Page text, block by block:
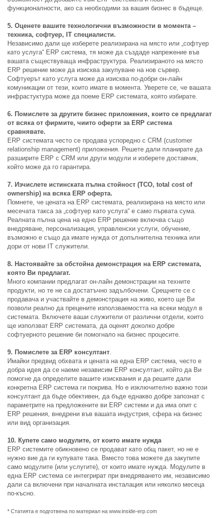
функционалности, ако са необходими за вашия бизнес в бъдеще.
5. Оценете вашите технологични възможности в момента –
техника, софтуер, IT специалисти.
Независимо дали ще изберете реализирана на място или „софтуер
като услуга“ ERP система, тя може да създаде напрежение във
вашата съществуваща инфраструктура. Реализираното на място
ERP решение може да изисква закупуване на нов сървер.
Софтуерът като услуга може да изисква по-добри он-лайн
комуникации от тези, които имате в момента. Уверете се, че вашата
инфрастуктура може да поеме ERP системата, която избирате.
6. Помислете за другите бизнес приложения, които се предлагат
от всяка от фирмите, чиито оферти за ERP система
сравнявате.
ERP системата често се продава успоредно с CRM (customer
relationship management) приложения. Решете дали планирате да
разширите ERP с CRM или други модули и изберете доставчик,
който може да го гарантира.
7. Изчислете истинската пълна стойност (TCO, total cost of
ownership) на всяка ERP оферта.
Помнете, че цената на ERP системата, реализирана на място или
месечата такса за „софтуер като услуга“ е само първата сума.
Реалната пълна цена на едно ERP решение включва също
внедряване, персонализация, управленски услуги, обучение,
възможно е също да имате нужда от допълнителна техника или
дори от нови IT служители.
8. Настоявайте за обстойна демонстрация на ERP системата,
която Ви предлагат.
Много компании предлагат он-лайн демонстрации на техните
продукти, но те не са достатъчно задълбочени. Срещнете се с
продавача и участвайте в демонстрация на живо, което ще Ви
позволи реално да прецените използваемостта на всеки модул в
системата. Включете ваши служители от различни отдели, които
ще използват ERP системата, да оценят доколко добре
софтуерното решение би помогнало на бизнес процесите.
9. Помислете за ERP консултант.
Имайки предвид обхвата и цената на една ERP система, често е
добра идея да се наеме независим ERP консултант, който да Ви
помогне да определите вашите изисквания и да решите дали
конкретна ERP система ги покрива. Но е изключително важно този
консултант да бъде обективен, да бъде еднакво добре запознат с
параметрите на предложените ви ERP системи и да има опит с
ERP решения, внедрени във вашата индустрия, сфера на бизнес
или вид организация.
10. Купете само модулите, от които имате нужда
ERP системите обикновено се продават като общ пакет, но не е
нужно вие да ги купувате така. Вместо това можете да закупите
само модулите (или услугите), от които имате нужда. Модулите в
една ERP система се интегрират при внедряването им, независимо
дали са включени при началната инсталация или няколко месеца
по-късно.
* Статията е подготвена по материал на www.inside-erp.com